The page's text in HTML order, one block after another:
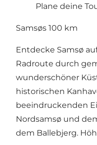
Plane deine
Samsøs 100 km
Entdecke Samsø
Radroute durch
wunderschöner
historischen
beeindruckenden
Nordsamsø und
dem Ballebjerg.